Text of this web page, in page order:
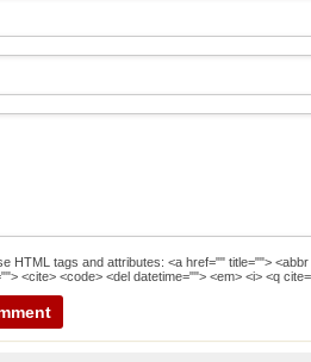
HTML tags and attributes: <a href="" title="">
<cite> <code> <del datetime=""> <em> <i> <q